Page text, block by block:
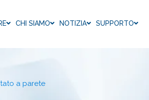
CHI SIAMO NOTIZIA SUPPORTO
a parete